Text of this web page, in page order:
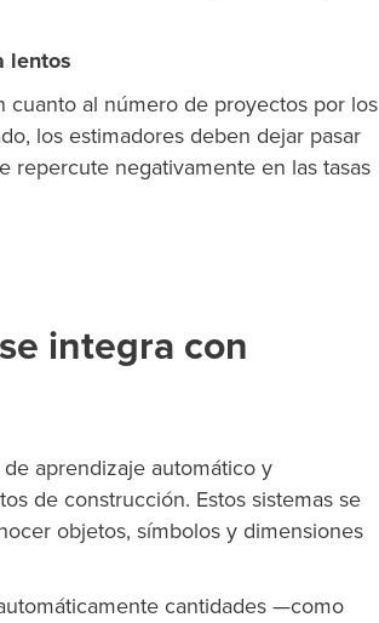
lentos
cuanto al número de proyectos por los
los estimadores deben dejar pasar
repercute negativamente en las tasas
integra con
aprendizaje automático y
de construcción. Estos sistemas se
objetos, símbolos y dimensiones
cantidades —como